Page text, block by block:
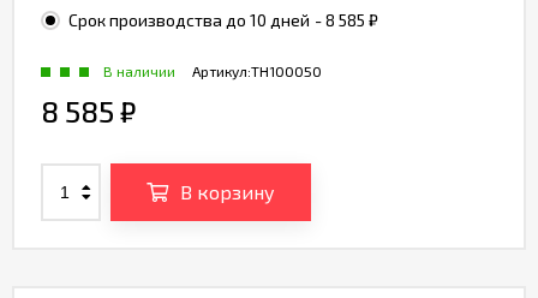
Срок производства до 10 дней - 8 585 ₽
Артикул:TH100050
В наличии
8 585 ₽
В корзину